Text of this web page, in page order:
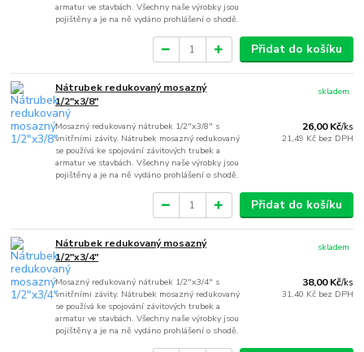
armatur ve stavbách. Všechny naše výrobky jsou
pojištěny a je na ně vydáno prohlášení o shodě.
Přidat do košíku
Nátrubek redukovaný mosazný
1/2"x3/8"
Mosazný redukovaný nátrubek 1/2"x3/8" s
vnitřními závity. Nátrubek mosazný redukovaný
se používá ke spojování závitových trubek a
armatur ve stavbách. Všechny naše výrobky jsou
pojištěny a je na ně vydáno prohlášení o shodě.
26,00 Kč/ks
21,49 Kč bez DPH
skladem
Přidat do košíku
Nátrubek redukovaný mosazný
1/2"x3/4"
Mosazný redukovaný nátrubek 1/2"x3/4" s
vnitřními závity. Nátrubek mosazný redukovaný
se používá ke spojování závitových trubek a
armatur ve stavbách. Všechny naše výrobky jsou
pojištěny a je na ně vydáno prohlášení o shodě.
38,00 Kč/ks
31,40 Kč bez DPH
skladem